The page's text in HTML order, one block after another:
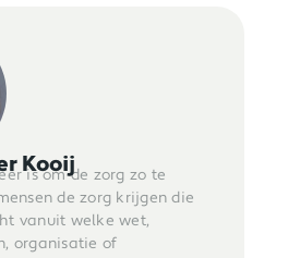
Kooij
is om de zorg zo te
de zorg krijgen die
vanuit welke wet,
organisatie of